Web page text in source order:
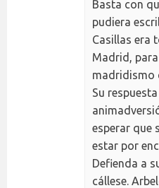
Basta con
pudiera
Casillas era
Madrid,
madridismo
Su
esperar que
estar por
Defienda a
cállese.